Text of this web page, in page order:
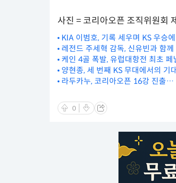
사진 = 코리아오픈 조직위원회
KIA 이범호, 기록 세우며 KS 우승
레전드 주세혁 감독, 신유빈과 함
케인 4골 폭발, 유럽대항전 최초
양현종, 세 번째 KS 무대에서의 기
라두카누, 코리아오픈 16강 진출…
0